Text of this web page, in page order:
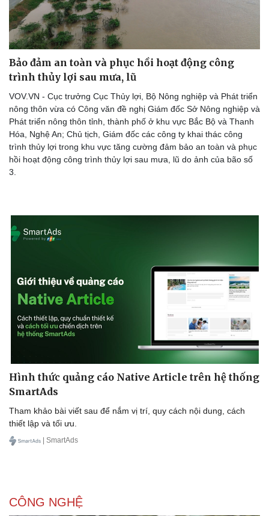
Doanh nghiệp
Thông tin doanh nghiệp
Doanh nghiệp 24h
Doanh nhân
Vì cộng đồng
Sành điệu
Tin Công nghệ
Chuyển đổi số
Bảo đảm an toàn và phục hồi hoạt động công
trình thủy lợi sau mưa, lũ
VOV.VN - Cục trưởng Cục Thủy lợi, Bộ Nông nghiệp và Phát triển
nông thôn vừa có Công văn đề nghị Giám đốc Sở Nông nghiệp và
Phát triển nông thôn tỉnh, thành phố ở khu vực Bắc Bộ và Thanh
Hóa, Nghệ An; Chủ tịch, Giám đốc các công ty khai thác công
trình thủy lợi trong khu vực tăng cường đảm bảo an toàn và phục
hồi hoạt động công trình thủy lợi sau mưa, lũ do ảnh của bão số
3.
Hình thức quảng cáo Native Article trên hệ thống
SmartAds
Tham khảo bài viết sau để nắm vị trí, quy cách nội dung, cách
thiết lập và tối ưu.
| SmartAds
CÔNG NGHỆ